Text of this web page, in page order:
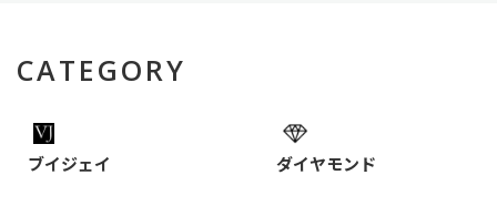
CATEGORY
ブイジェイ ダイヤモンド